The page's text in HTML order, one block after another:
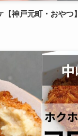
神戸元町・おやつ】